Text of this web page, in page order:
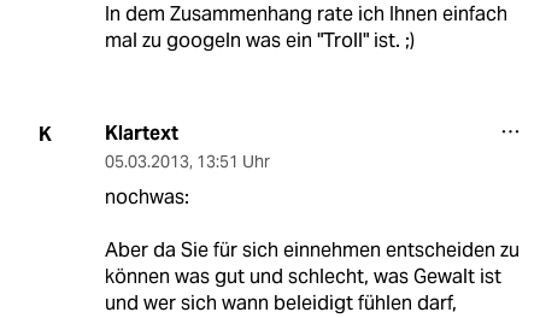
In dem Zusammenhang rate ich Ihnen einfach
mal zu googeln was ein "Troll" ist. ;)
K Klartext
05.03.2013, 13:51 Uhr
nochwas:
Aber da Sie für sich einnehmen entscheiden zu
können was gut und schlecht, was Gewalt ist
und wer sich wann beleidigt fühlen darf,